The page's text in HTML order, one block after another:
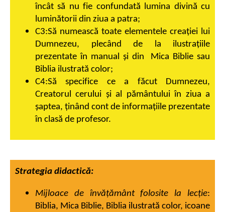
încât să nu fie confundată lumina divină cu
luminătorii din ziua a patra;
C3:Să numească toate elementele creaţiei lui
Dumnezeu, plecând de la ilustraţiile
prezentate în manual şi din Mica Biblie sau
Biblia ilustrată color;
C4:Să specifice ce a făcut Dumnezeu,
Creatorul cerului şi al pământului în ziua a
şaptea, ţinând cont de informaţiile prezentate
în clasă de profesor.
Strategia didactică:
Mijloace de învăţământ folosite la lecţie:
Biblia, Mica Biblie, Biblia ilustrată color, icoane